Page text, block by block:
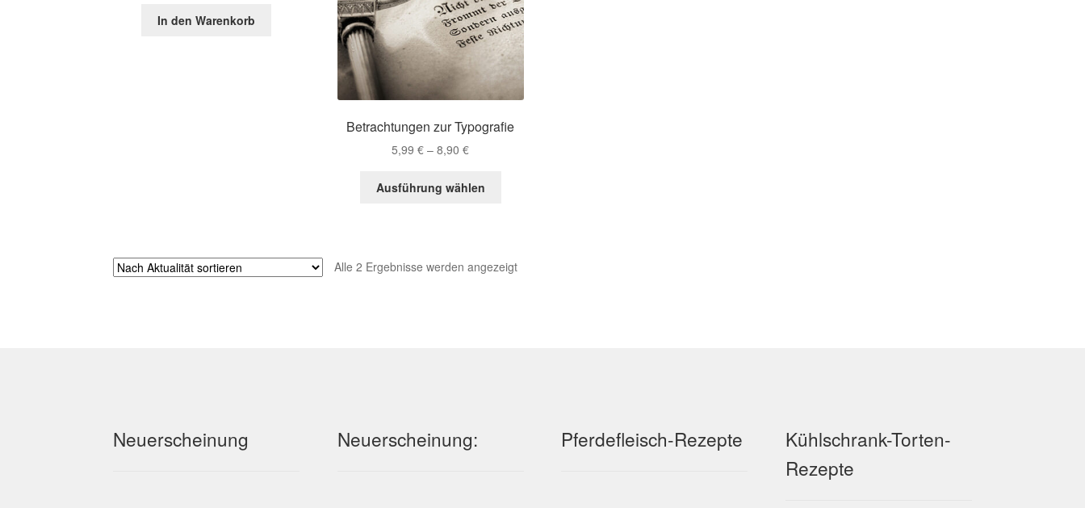
In den Warenkorb
Betrachtungen zur Typografie
5,99€ –8,90€Preisspanne:
bis
Ausführung wählen
auf.
Alle 2 Ergebnisse werden angezeigtNach
Neuerscheinung Neuerscheinung: Pferdefleisch-Rezepte
Kühlschrank-Torten-
Rezepte